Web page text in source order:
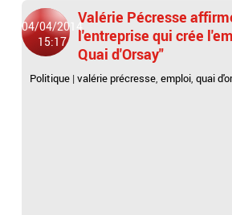
04/04/2014
15:17
Valérie Pécresse
l'entreprise qui crée
Quai d'Orsay"
Politique |valérie précresse,emploi,quai